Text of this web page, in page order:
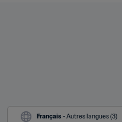
Français - Autres langues (3)